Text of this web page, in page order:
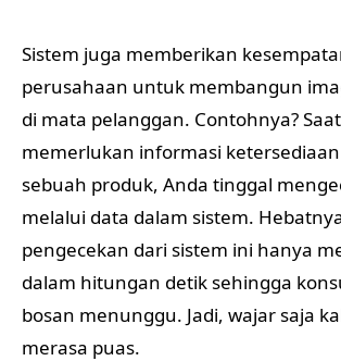
Sistem juga memberikan
perusahaan untuk membangun
di mata pelanggan. Contohnya?
memerlukan informasi
sebuah produk, Anda tinggal
melalui data dalam sistem.
pengecekan dari sistem ini hanya
dalam hitungan detik sehingga
bosan menunggu. Jadi, wajar saja
merasa puas.